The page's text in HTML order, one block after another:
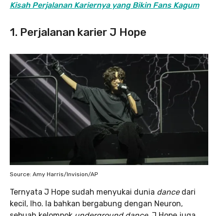
Kisah Perjalanan Kariernya yang Bikin Fans Kagum
1. Perjalanan karier J Hope
Source: Amy Harris/Invision/AP
Ternyata J Hope sudah menyukai dunia dance dari
kecil, lho. Ia bahkan bergabung dengan Neuron,